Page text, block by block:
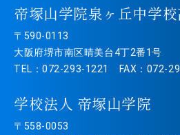
帝塚山学院泉ヶ丘中学
〒590-0113
大阪府堺市南区晴美台4丁2番1号
TEL：072-293-1221 FAX：072-
学校法人 帝塚山学院
〒558-0053